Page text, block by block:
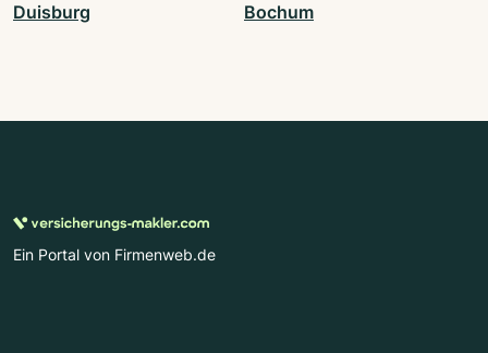
Duisburg Bochum
Ein Portal von Firmenweb.de